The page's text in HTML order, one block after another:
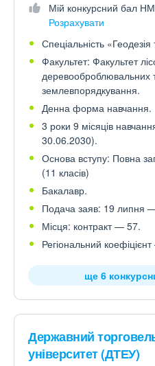
Мій конкурсний бал
Розрахувати
Спеціальність
Факультет: Факультет
деревооброблювальних
землевпорядкування.
Денна форма навчання.
3 роки 9 місяців
30.06.2030).
Основа вступу: Повна
(11 класів)
Бакалавр.
Подача заяв: 19 липня
Місця: контракт — 57.
Регіональний
ще 6
Державний
університет (ДТЕУ)